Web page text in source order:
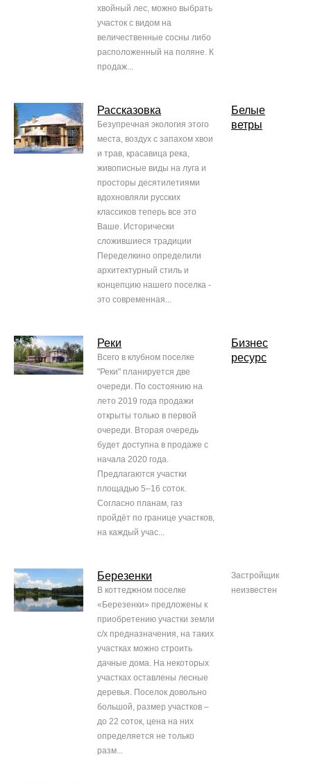
хвойный лес, можно выбрать
участок с видом на
величественные сосны либо
расположенный на поляне. К
продаж...
Рассказовка
Безупречная экология этого
места, воздух с запахом хвои
и трав, красавица река,
живописные виды на луга и
просторы десятилетиями
вдохновляли русских
классиков теперь все это
Ваше. Исторически
сложившиеся традиции
Переделкино определили
архитектурный стиль и
концепцию нашего поселка -
это современная...
Белые
ветры
Реки
Всего в клубном поселке
"Реки" планируется две
очереди. По состоянию на
лето 2019 года продажи
открыты только в первой
очереди. Вторая очередь
будет доступна в продаже с
начала 2020 года.
Предлагаются участки
площадью 5–16 соток.
Согласно планам, газ
пройдёт по границе участков,
на каждый учас...
Бизнес
ресурс
Березенки
В коттеджном поселке
«Березенки» предложены к
приобретению участки земли
с/х предназначения, на таких
участках можно строить
дачные дома. На некоторых
участках оставлены лесные
деревья. Поселок довольно
большой, размер участков –
до 22 соток, цена на них
определяется не только
разм...
Застройщик
неизвестен